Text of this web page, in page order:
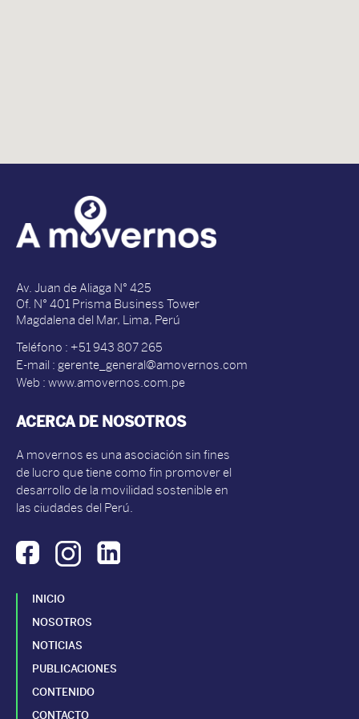
Av. Juan de Aliaga N° 425
Of. N° 401 Prisma Business Tower
Magdalena del Mar, Lima, Perú
Teléfono : +51 943 807 265
E-mail : gerente_general@amovernos.com
Web : www.amovernos.com.pe
ACERCA DE NOSOTROS
A movernos es una asociación sin fines
de lucro que tiene como fin promover el
desarrollo de la movilidad sostenible en
las ciudades del Perú.
INICIO
NOSOTROS
NOTICIAS
PUBLICACIONES
CONTENIDO
CONTACTO